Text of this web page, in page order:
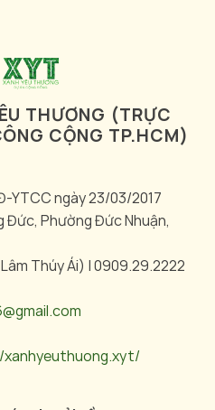
THƯƠNG (TRỰC
CỘNG TP.HCM)
YTCC ngày 23/03/2017
Đức, Phường Đức Nhuận,
Thúy Ái) | 0909.29.2222